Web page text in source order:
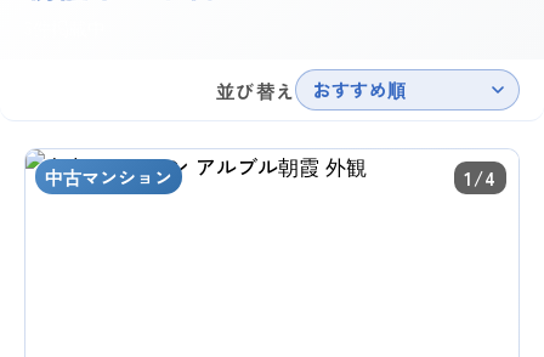
並び替え おすすめ順
中古マンション 1/4